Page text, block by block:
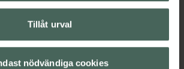
Tillåt urval
nödvändiga cookies
Magnesium